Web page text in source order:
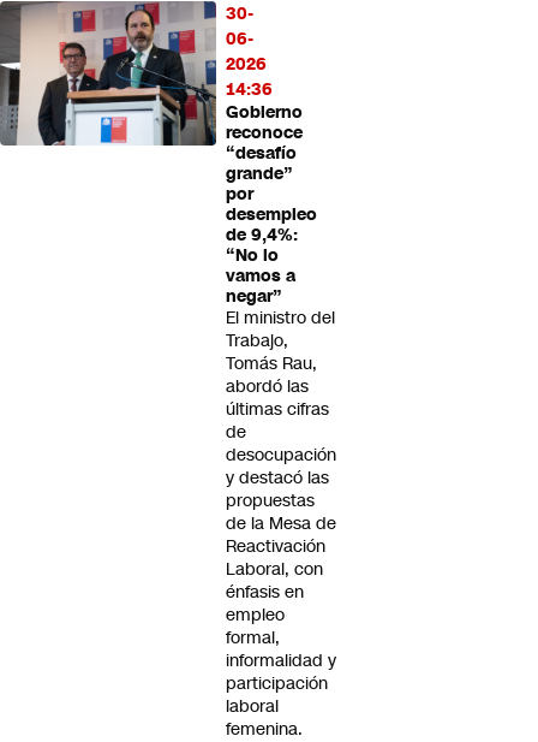
30-
06-
2026
14:36
Gobierno
reconoce
“desafío
grande”
por
desempleo
de 9,4%:
“No lo
vamos a
negar”
El ministro del
Trabajo,
Tomás Rau,
abordó las
últimas cifras
de
desocupación
y destacó las
propuestas
de la Mesa de
Reactivación
Laboral, con
énfasis en
empleo
formal,
informalidad y
participación
laboral
femenina.